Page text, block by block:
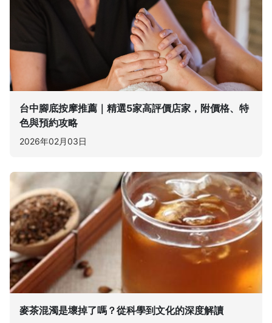
台中腳底按摩推薦｜精選5家高評價店家，附價格、特
色與預約攻略
2026年02月03日
麥茶混濁是壞掉了嗎？從科學到文化的深度解讀